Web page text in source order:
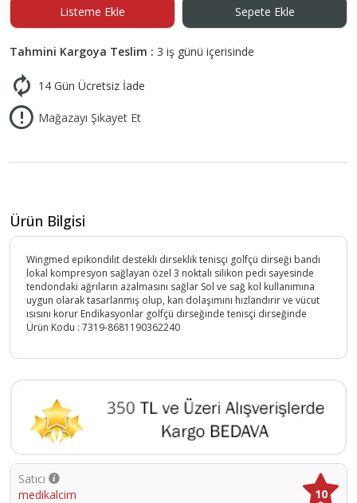
Listeme Ekle Sepete Ekle
Tahmini Kargoya Teslim : 3 iş günü içerisinde
14 Gün Ücretsiz İade
Mağazayı Şikayet Et
Ürün Bilgisi
Wingmed epikondilit destekli dirseklik tenisçi golfçü dirseği bandı
lokal kompresyon sağlayan özel 3 noktalı silikon pedi sayesinde
tendondaki ağrıların azalmasını sağlar Sol ve sağ kol kullanımına
uygun olarak tasarlanmış olup, kan dolaşımını hızlandırır ve vücut
ısısını korur Endikasyonlar golfçü dirseğinde tenisçi dirseğinde
Ürün Kodu : 7319-8681190362240
Satıcı
medikalcim
10